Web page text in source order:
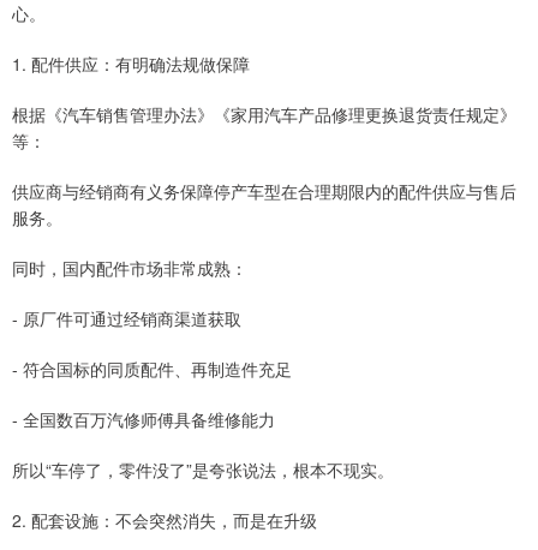
心。
1. 配件供应：有明确法规做保障
根据《汽车销售管理办法》《家用汽车产品修理更换退货责任规定》
等：
供应商与经销商有义务保障停产车型在合理期限内的配件供应与售后
服务。
同时，国内配件市场非常成熟：
- 原厂件可通过经销商渠道获取
- 符合国标的同质配件、再制造件充足
- 全国数百万汽修师傅具备维修能力
所以“车停了，零件没了”是夸张说法，根本不现实。
2. 配套设施：不会突然消失，而是在升级